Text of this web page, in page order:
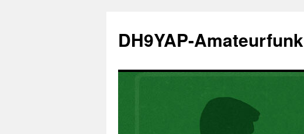
springen
DH9YAP-Amateurfunk